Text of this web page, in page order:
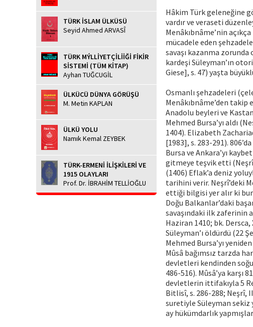
TÜRK İSLAM ÜLKÜSÜ
Seyid Ahmed ARVASÎ
TÜRK MÝLLİYETÇİLİİĞİ FİKİR
SİSTEMİ (TÜM KİTAP)
Ayhan TUĞCUGİL
ÜLKÜCÜ DÜNYA GÖRÜŞÜ
M. Metin KAPLAN
ÜLKÜ YOLU
Namık Kemal ZEYBEK
TÜRK-ERMENİ İLİŞKİLERİ VE
1915 OLAYLARI
Prof. Dr. İBRAHİM TELLİOĞLU
Hâkim Türk geleneğine
vardır ve veraseti
Menâkıbnâme’nin
mücadele eden
savaşı kazanma
kardeşi Süleyman’ın
Giese], s. 47) yaşta
Osmanlı şehzadeleri
Menâkıbnâme’den takip
Anadolu beyleri ve
Mehmed Bursa’yı aldı
1404). Elizabeth
[1983], s. 283-291).
Bursa ve Ankara’yı
gitmeye teşvik etti (Neşrî,
(1406) Eflak’a deniz
tarihini verir. Neşrî’deki
ettiği bilgisi yer alır ki
Doğu Balkanlar’daki
savaşındaki ilk zaferinin
Haziran 1410; bk. Dersca,
Süleyman’ı öldürdü (22
Mehmed Bursa’yı
Mûsâ bağımsız tarzda
devletleri kendinden
486-516). Mûsâ’ya karşı
devletlerin ittifakıyla 5
Bitlisî, s. 286-288; Neşrî,
suretiyle Süleyman sekiz
ay hükümdarlık